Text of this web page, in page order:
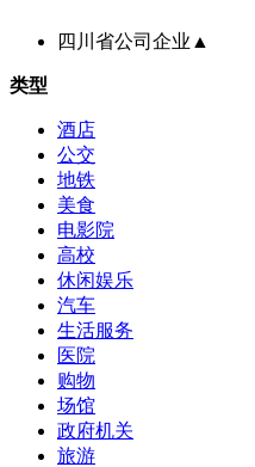
四川省公司企业 ▲
类型
酒店
公交
地铁
美食
电影院
高校
休闲娱乐
汽车
生活服务
医院
购物
场馆
政府机关
旅游